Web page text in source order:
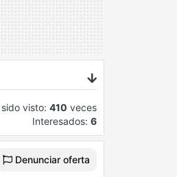
visto: 410 veces
Interesados: 6
Denunciar oferta